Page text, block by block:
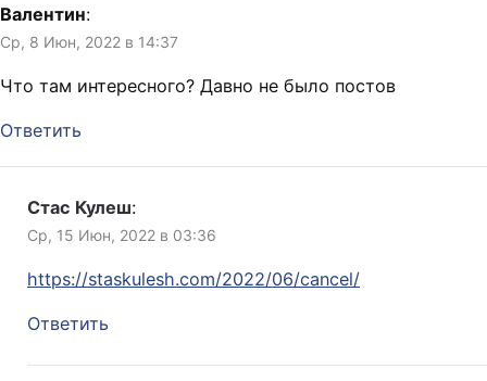
Валентин:
Ср, 8 Июн, 2022 в 14:37
Что там интересного? Давно не было постов
Ответить
Стас Кулеш:
Ср, 15 Июн, 2022 в 03:36
https://staskulesh.com/2022/06/cancel/
Ответить